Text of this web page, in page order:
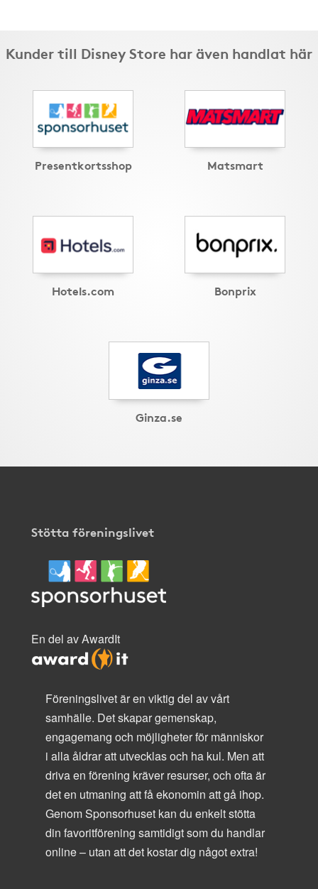
Kunder till Disney Store har även handlat här
Presentkortsshop Matsmart
Hotels.com Bonprix
Ginza.se
Stötta föreningslivet
En del av AwardIt
Föreningslivet är en viktig del av vårt
samhälle. Det skapar gemenskap,
engagemang och möjligheter för människor
i alla åldrar att utvecklas och ha kul. Men att
driva en förening kräver resurser, och ofta är
det en utmaning att få ekonomin att gå ihop.
Genom Sponsorhuset kan du enkelt stötta
din favoritförening samtidigt som du handlar
online – utan att det kostar dig något extra!